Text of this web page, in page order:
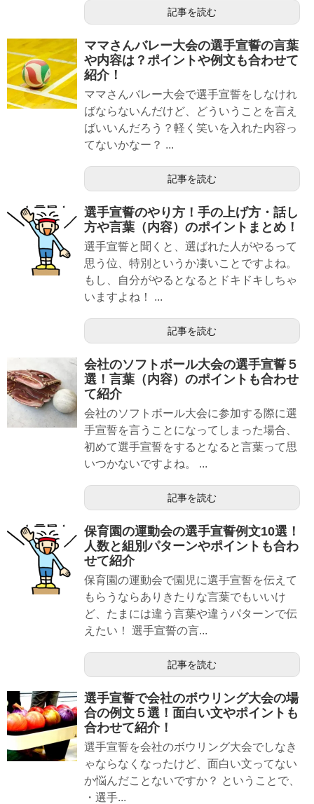
記事を読む
ママさんバレー大会の選手宣誓の言葉
や内容は？ポイントや例文も合わせて
紹介！
ママさんバレー大会で選手宣誓をしなけれ
ばならないんだけど、どういうことを言え
ばいいんだろう？軽く笑いを入れた内容っ
てないかなー？ ...
記事を読む
選手宣誓のやり方！手の上げ方・話し
方や言葉（内容）のポイントまとめ！
選手宣誓と聞くと、選ばれた人がやるって
思う位、特別というか凄いことですよね。
もし、自分がやるとなるとドキドキしちゃ
いますよね！ ...
記事を読む
会社のソフトボール大会の選手宣誓５
選！言葉（内容）のポイントも合わせ
て紹介
会社のソフトボール大会に参加する際に選
手宣誓を言うことになってしまった場合、
初めて選手宣誓をするとなると言葉って思
いつかないですよね。 ...
記事を読む
保育園の運動会の選手宣誓例文10選！
人数と組別パターンやポイントも合わ
せて紹介
保育園の運動会で園児に選手宣誓を伝えて
もらうならありきたりな言葉でもいいけ
ど、たまには違う言葉や違うパターンで伝
えたい！ 選手宣誓の言...
記事を読む
選手宣誓で会社のボウリング大会の場
合の例文５選！面白い文やポイントも
合わせて紹介！
選手宣誓を会社のボウリング大会でしなき
ゃならなくなったけど、面白い文ってない
か悩んだことないですか？ ということで、
・選手...